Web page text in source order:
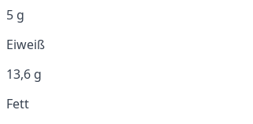
5 g
Eiweiß
13,6 g
Fett